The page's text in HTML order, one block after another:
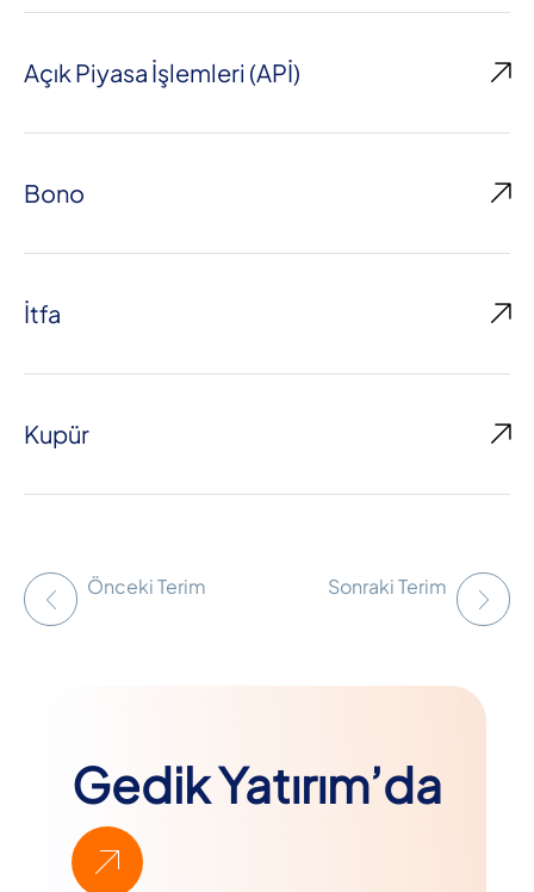
Açık Piyasa İşlemleri (APİ)
Bono
İtfa
Kupür
Önceki Terim Sonraki Terim
Gedik Yatırım’da